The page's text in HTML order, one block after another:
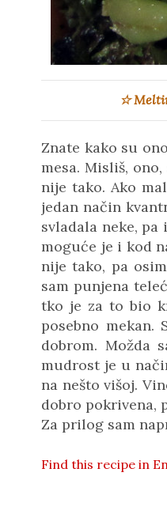
☆
Znate kako su
mesa. Misliš,
nije tako. Ako
jedan način
svladala neke, pa
moguće je i kod
nije tako, pa
sam punjena
tko je za to bio
posebno
dobrom. Možda
mudrost je u
na nešto višoj.
dobro pokrivena,
Za prilog sam
Find this recipe in